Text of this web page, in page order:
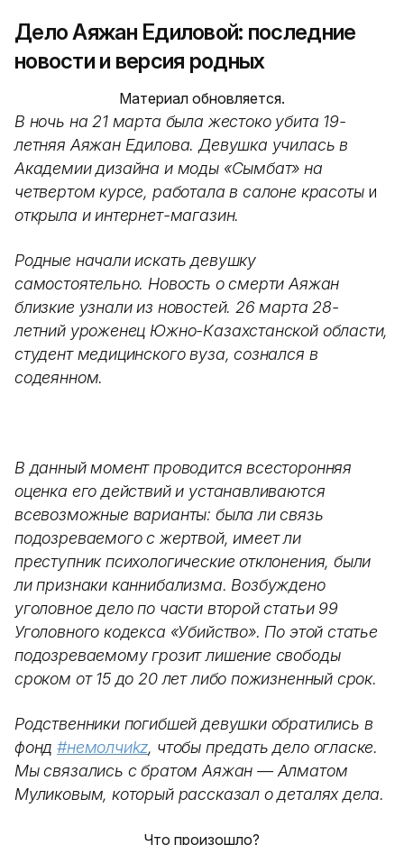
Дело Аяжан Едиловой: последние
новости и версия родных
Материал обновляется.
В ночь на 21 марта была жестоко убита 19-
летняя Аяжан Едилова. Девушка училась в
Академии дизайна и моды «Сымбат» на
четвертом курсе, работала в салоне красотыи
открыла и интернет-магазин.
Родные начали искать девушку
самостоятельно. Новость о смерти Аяжан
близкие узнали из новостей. 26 марта 28-
летний уроженец Южно-Казахстанской области,
студент медицинского вуза, сознался в
содеянном.
В данный момент проводится всесторонняя
оценка его действий и устанавливаются
всевозможные варианты: была ли связь
подозреваемого с жертвой, имеет ли
преступник психологические отклонения, были
ли признаки каннибализма. Возбуждено
уголовное дело по части второй статьи 99
Уголовного кодекса «Убийство». По этой статье
подозреваемому грозит лишение свободы
сроком от 15 до 20 лет либо пожизненный срок.
Родственники погибшей девушки обратились в
фонд#немолчиkz, чтобы предать дело огласке.
Мы связались с братом Аяжан — Алматом
Муликовым, который рассказал о деталях дела.
Что произошло?